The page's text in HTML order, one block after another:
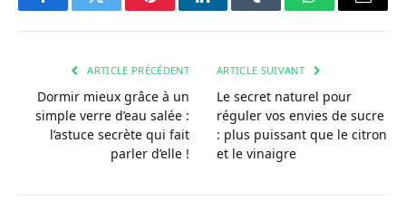
FacebookTwitter PinterestLinkedInTumblr WhatsApp
ARTICLE PRÉCÉDENT
Dormir mieux grâce à un
simple verre d’eau salée :
l’astuce secrète qui fait
parler d’elle !
ARTICLE SUIVANT
Le secret naturel pour
réguler vos envies de sucre
: plus puissant que le citron
et le vinaigre